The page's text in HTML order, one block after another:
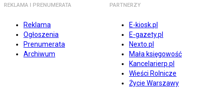
REKLAMA I PRENUMERATA
Reklama
Ogłoszenia
Prenumerata
Archiwum
PARTNERZY
E-kiosk.pl
E-gazety.pl
Nexto.pl
Mała księgowość
Kancelarierp.pl
Wieści Rolnicze
Życie Warszawy